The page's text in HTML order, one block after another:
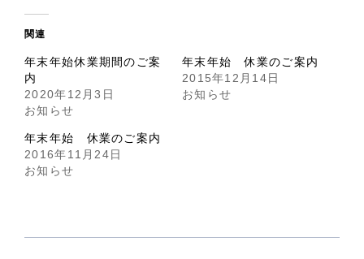
関連
年末年始休業期間のご案
内
2020年12月3日
お知らせ
年末年始 休業のご案内
2015年12月14日
お知らせ
年末年始 休業のご案内
2016年11月24日
お知らせ